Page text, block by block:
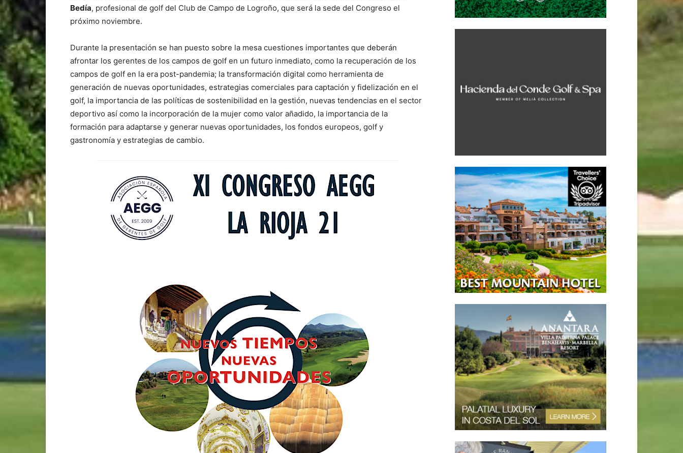
Bedía, profesional de golf del Club de Campo de Logroño, que será la sede del Congreso el
próximo noviembre.
Durante la presentación se han puesto sobre la mesa cuestiones importantes que deberán
afrontar los gerentes de los campos de golf en un futuro inmediato, como la recuperación de los
campos de golf en la era post-pandemia; la transformación digital como herramienta de
generación de nuevas oportunidades, estrategias comerciales para captación y fidelización en el
golf, la importancia de las políticas de sostenibilidad en la gestión, nuevas tendencias en el sector
deportivo así como la incorporación de la mujer como valor añadido, la importancia de la
formación para adaptarse y generar nuevas oportunidades, los fondos europeos, golf y
gastronomía y estrategias de cambio.